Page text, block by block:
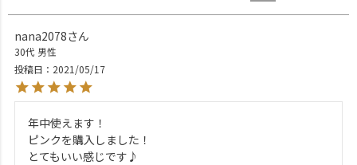
nana2078
30代 男性
投稿日
2021/05/17
年中使えます！
ピンクを購入しました！
とてもいい感じです♪